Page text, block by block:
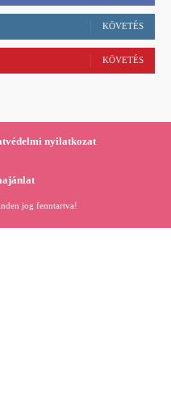
KÖVETÉS
KÖVETÉS
nyilatkozat
jog fenntartva!